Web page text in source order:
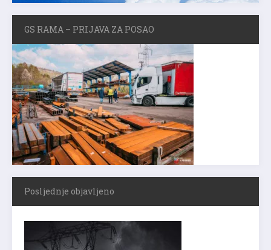
GS RAMA – PRIJAVA ZA POSAO
Posljednje objavljeno